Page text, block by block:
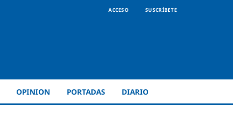
ACCESO SUSCRÍBETE
OPINION PORTADAS DIARIO